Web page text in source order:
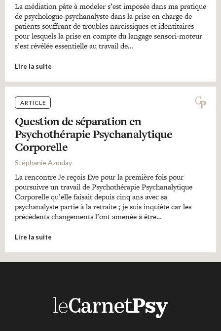
La médiation pâte à modeler s’est imposée dans ma pratique
de psychologue-psychanalyste dans la prise en charge de
patients souffrant de troubles narcissiques et identitaires
pour lesquels la prise en compte du langage sensori-moteur
s’est révélée essentielle au travail de…
Lire la suite
ARTICLE
Question de séparation en
Psychothérapie Psychanalytique
Corporelle
Stéphanie Azoulay
La rencontre Je reçois Eve pour la première fois pour
poursuivre un travail de Psychothérapie Psychanalytique
Corporelle qu’elle faisait depuis cinq ans avec sa
psychanalyste partie à la retraite ; je suis inquiète car les
précédents changements l’ont amenée à être…
Lire la suite